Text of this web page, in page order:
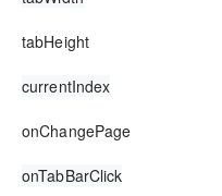
tabHeight
currentIndex
onChangePage
onTabBarClick